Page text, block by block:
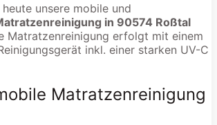
unsere mobile und
in 90574 Roßtal
Matratzenreinigung erfolgt mit einem
inkl. einer starken UV-C
Matratzenreinigung